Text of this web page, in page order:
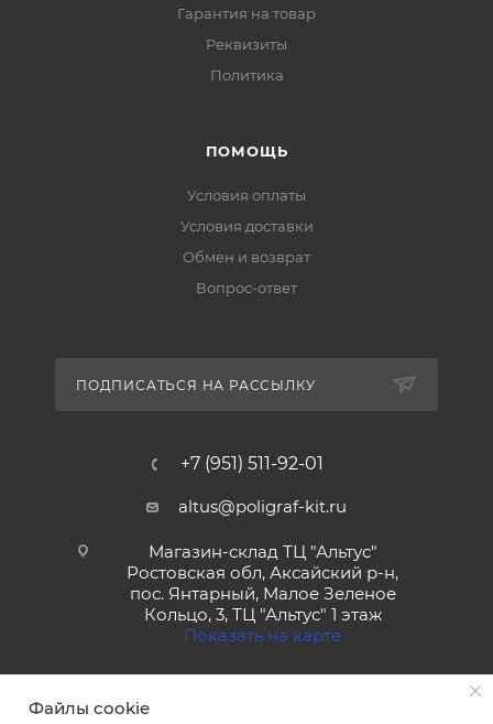
Гарантия на товар
Реквизиты
Политика
ПОМОЩЬ
Условия оплаты
Условия доставки
Обмен и возврат
Вопрос-ответ
ПОДПИСАТЬСЯ НА РАССЫЛКУ
+7 (951) 511-92-01
altus@poligraf-kit.ru
Магазин-склад ТЦ "Альтус"
Ростовская обл, Аксайский р-н,
пос. Янтарный, Малое Зеленое
Кольцо, 3, ТЦ "Альтус" 1 этаж
Показать на карте
Файлы cookie